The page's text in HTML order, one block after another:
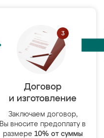
Договор
и изготовление
Заключаем договор,
Вы вносите предоплату в
размере 10% от суммы